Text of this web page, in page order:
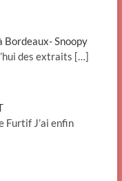
Bordeaux- Snoopy
des extraits […]
Furtif J’ai enfin